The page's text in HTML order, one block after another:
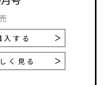
入する
く見る